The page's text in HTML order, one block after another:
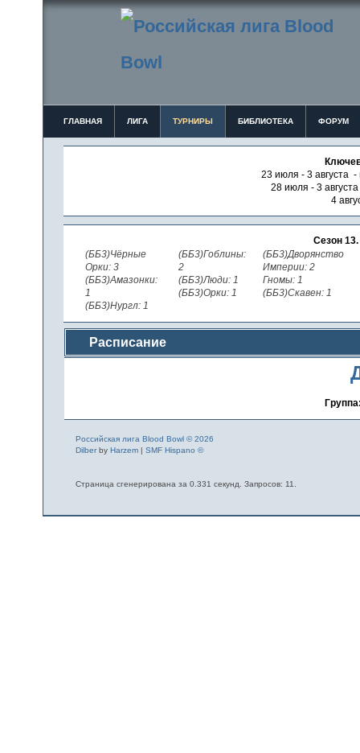
ГЛАВНАЯ ЛИГА ТУРНИРЫ БИБЛИОТЕКА ФОРУМ
23 июля - 3 августа -
28 июля - 3
4
Сезон 13.
(ББ3)Чёрные
Орки: 3
(ББ3)Амазонки:
1
(ББ3)Нургл: 1
(ББ3)Гоблины:
2
(ББ3)Люди: 1
(ББ3)Орки: 1
(ББ3)Дворянство
Империи: 2
Гномы: 1
(ББ3)Скавен: 1
Расписание
Российская лига Blood Bowl © 2026
Dilberby Harzem| SMF Hispano ©
Страница сгенерирована за 0.331 секунд. Запросов: 11.